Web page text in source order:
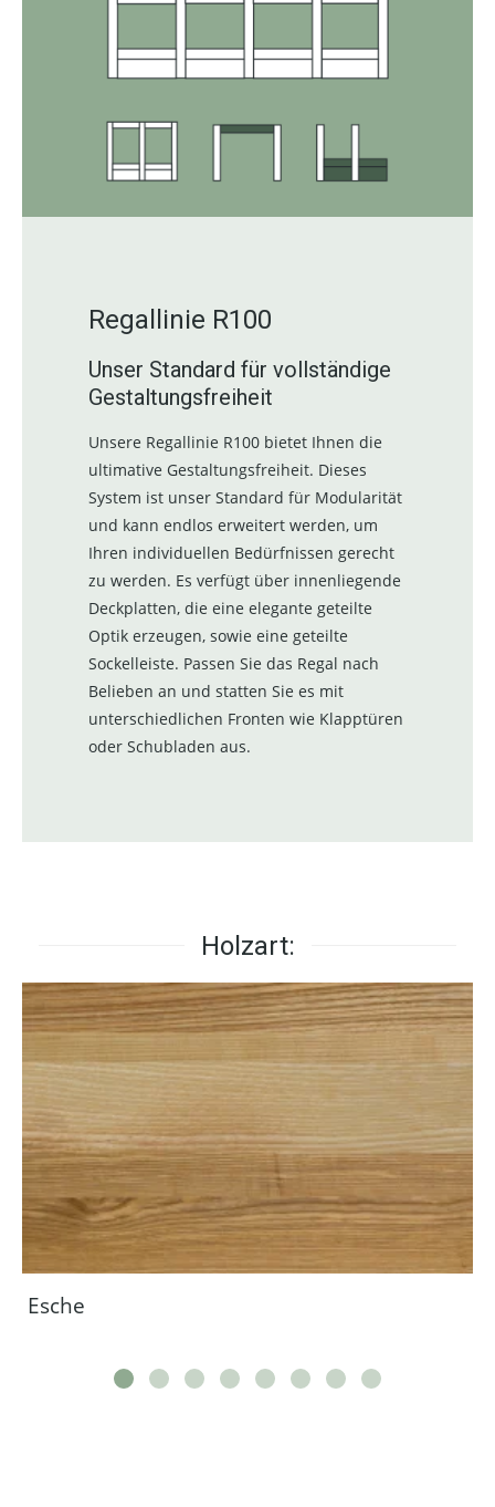
Regallinie R100
Unser Standard für vollständige
Gestaltungsfreiheit
Unsere Regallinie R100 bietet Ihnen die
ultimative Gestaltungsfreiheit. Dieses
System ist unser Standard für Modularität
und kann endlos erweitert werden, um
Ihren individuellen Bedürfnissen gerecht
zu werden. Es verfügt über innenliegende
Deckplatten, die eine elegante geteilte
Optik erzeugen, sowie eine geteilte
Sockelleiste. Passen Sie das Regal nach
Belieben an und statten Sie es mit
unterschiedlichen Fronten wie Klapptüren
oder Schubladen aus.
Holzart:
Esche